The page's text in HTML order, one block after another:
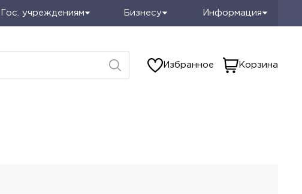
Гос. учреждениям Бизнесу Информация
Избранное Корзина